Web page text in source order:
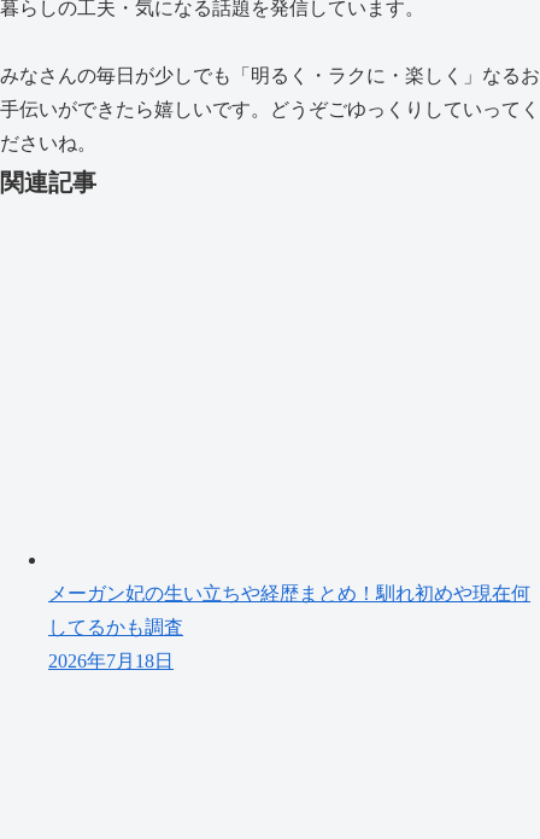
暮らしの工夫・気になる話題を発信しています。
みなさんの毎日が少しでも「明るく・ラクに・楽しく」なるお
手伝いができたら嬉しいです。どうぞごゆっくりしていってく
ださいね。
関連記事
メーガン妃の生い立ちや経歴まとめ！馴れ初めや現在何
してるかも調査
2026年7月18日